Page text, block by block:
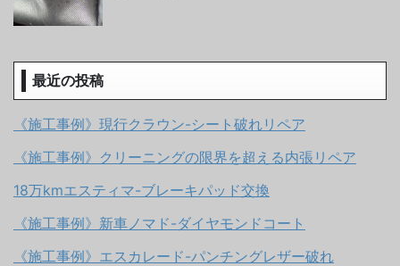
最近の投稿
《施工事例》現行クラウン-シート破れリペア
《施工事例》クリーニングの限界を超える内張リペア
18万kmエスティマ-ブレーキパッド交換
《施工事例》新車ノマド-ダイヤモンドコート
《施工事例》エスカレード-パンチングレザー破れ